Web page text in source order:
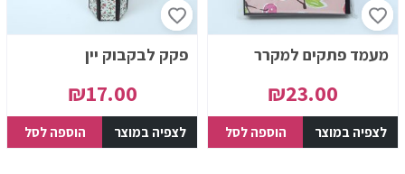
מעמד פתקים למקרר
₪23.00
לצפיה במוצר הוספה לסל
פקק לבקבוק יין
₪17.00
לצפיה במוצר הוספה לסל